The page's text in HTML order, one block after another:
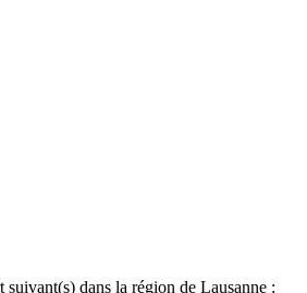
dans la région de Lausanne :